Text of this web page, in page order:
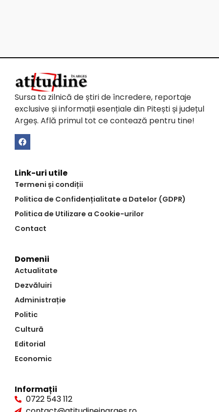
Sursa ta zilnică de știri de încredere, reportaje
exclusive și informații esențiale din Pitești și județul
Argeș. Află primul tot ce contează pentru tine!
Link-uri utile
Termeni și condiții
Politica de Confidențialitate a Datelor (GDPR)
Politica de Utilizare a Cookie-urilor
Contact
Domenii
Actualitate
Dezvăluiri
Administrație
Politic
Cultură
Editorial
Economic
Informații
0722 543 112